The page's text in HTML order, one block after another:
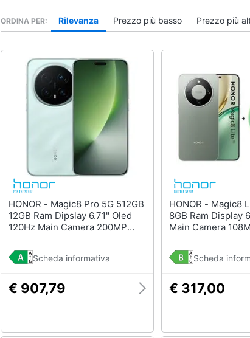
Vedi tutti Vedi tutti
ORDINA PER Rilevanza Prezzo più basso Prezzo più
HONOR - Magic8 Pro 5G 512GB
12GB Ram Dipslay 6.71" Oled
120Hz Main Camera 200MP
16 Snapdragon 8 Elite Gen5
7100mAh Sky CIan
Scheda informativa
€ 907,79
HONOR - Magic8 Lite 5G 512GB
8GB Ram Display
Main Camera
Snapdragon 6
7500mAh Forest
Scheda
€ 317,00